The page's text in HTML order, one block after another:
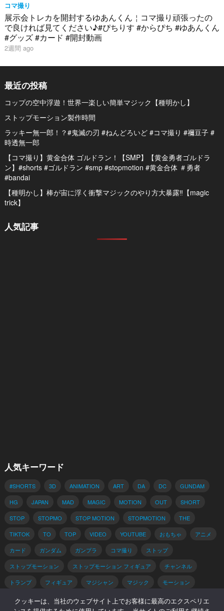
コマ撮り
展示会トレカを開封するゆあんくん￤コマ撮り頑張ったの
で良ければ見てください♪#ぴちりす #からぴち #ゆあんくん
#グッズ #カード #開封動画
2週間 ago
最近の投稿
コップの空中浮遊！世界一楽しい簡単マジック【種明かし】
ストップモーション製作時間
ラッキー無一郎！？#鬼滅の刃 #ねんどろいど #コマ撮り #禰豆子 #
時透無一郎
【コマ撮り】黄金合体 ゴルドラン！【SMP】【黄金勇者ゴルドラ
ン】#shorts #ゴルドラン #smp #stopmotion #黄金合体 ＃勇者
#bandai
【種明かし】棒が宙に浮く衝撃マジックのやり方大暴露‼️【magic
trick】
人気記事
人気キーワード
#SHORTS 3D ANIMATION ART DA DC
GUNDAM
HG
JAPAN MAD MAGIC MOTION OUT
SHORT
STOP
STOPMO STOP MOTION STOPMOTION
THE
TIKTOK
TO TOP VIDEO YOUTUBE おもちゃ
アニメ
カード
ガンダム ガンプラ コマ撮り
ストップ
ストップモーション
ストップモーション フィギュア
チャンネル
トランプ
フィギュア マジシャン マジック
モーション
動画
手品 手品 種明かし 種明かし 簡単 解説
クッキーは、当社のウェブサイト上でお客様に最高のエクスペリエ